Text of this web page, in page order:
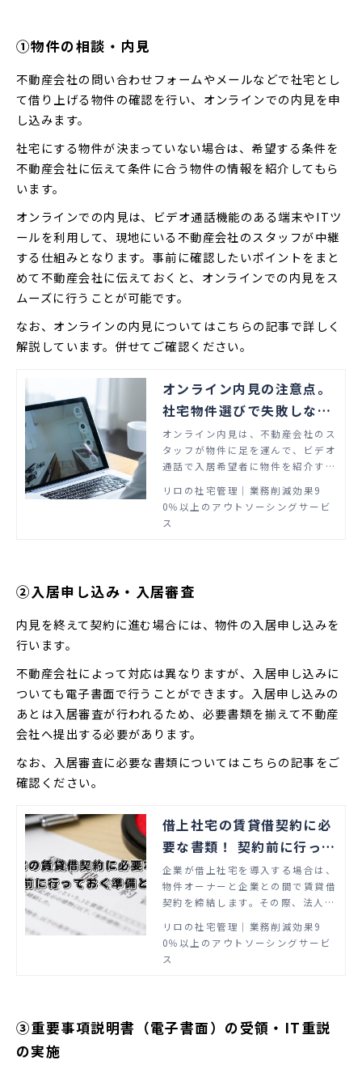
①物件の相談・内見
不動産会社の問い合わせフォームやメールなどで社宅とし
て借り上げる物件の確認を行い、オンラインでの内見を申
し込みます。
社宅にする物件が決まっていない場合は、希望する条件を
不動産会社に伝えて条件に合う物件の情報を紹介してもら
います。
オンラインでの内見は、ビデオ通話機能のある端末やITツ
ールを利用して、現地にいる不動産会社のスタッフが中継
する仕組みとなります。事前に確認したいポイントをまと
めて不動産会社に伝えておくと、オンラインでの内見をス
ムーズに行うことが可能です。
なお、オンラインの内見についてはこちらの記事で詳しく
解説しています。併せてご確認ください。
オンライン内見の注意点。
社宅物件選びで失敗しない
ために確認するポイント
オンライン内見は、不動産会社のス
タッフが物件に足を運んで、ビデオ
通話で入居希望者に物件を紹介する
ライン内見をするメリット・デメリ
ットと注意点を解説します。
リロの社宅管理│業務削減効果9
0％以上のアウトソーシングサービ
ス
②入居申し込み・入居審査
内見を終えて契約に進む場合には、物件の入居申し込みを
行います。
不動産会社によって対応は異なりますが、入居申し込みに
ついても電子書面で行うことができます。入居申し込みの
あとは入居審査が行われるため、必要書類を揃えて不動産
会社へ提出する必要があります。
なお、入居審査に必要な書類についてはこちらの記事をご
確認ください。
借上社宅の賃貸借契約に必
要な書類！ 契約前に行って
おく準備とは？
企業が借上社宅を導入する場合は、
物件オーナーと企業との間で賃貸借
契約を締結します。その際、法人名
め、個人で契約する場合と異なり、
さまざまな書類の提出が求められま
す。今回は、借上社宅の賃貸借契約
リロの社宅管理│業務削減効果9
0％以上のアウトソーシングサービ
ス
③重要事項説明書（電子書面）の受領・IT重説
の実施